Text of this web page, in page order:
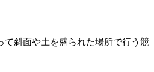
斜面や土を盛られた場所で行う競